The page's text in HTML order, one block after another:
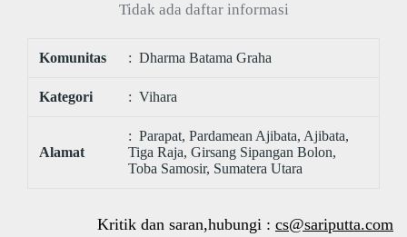
Tidak ada daftar informasi
Komunitas : Dharma Batama Graha
Kategori : Vihara
Alamat
: Parapat, Pardamean Ajibata, Ajibata,
Tiga Raja, Girsang Sipangan Bolon,
Toba Samosir, Sumatera Utara
Kritik dan saran,hubungi : cs@sariputta.com